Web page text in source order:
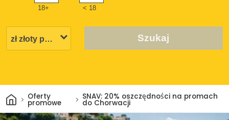
18+ < 18
Szukaj
DomOferty
promowe
SNAV: 20% oszczędności na promach
do Chorwacji